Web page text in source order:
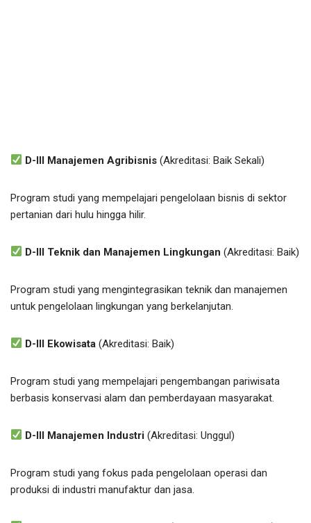
D-III Manajemen Agribisnis (Akreditasi: Baik Sekali)
Program studi yang mempelajari pengelolaan bisnis di sektor
pertanian dari hulu hingga hilir.
D-III Teknik dan Manajemen Lingkungan (Akreditasi: Baik)
Program studi yang mengintegrasikan teknik dan manajemen
untuk pengelolaan lingkungan yang berkelanjutan.
D-III Ekowisata (Akreditasi: Baik)
Program studi yang mempelajari pengembangan pariwisata
berbasis konservasi alam dan pemberdayaan masyarakat.
D-III Manajemen Industri (Akreditasi: Unggul)
Program studi yang fokus pada pengelolaan operasi dan
produksi di industri manufaktur dan jasa.